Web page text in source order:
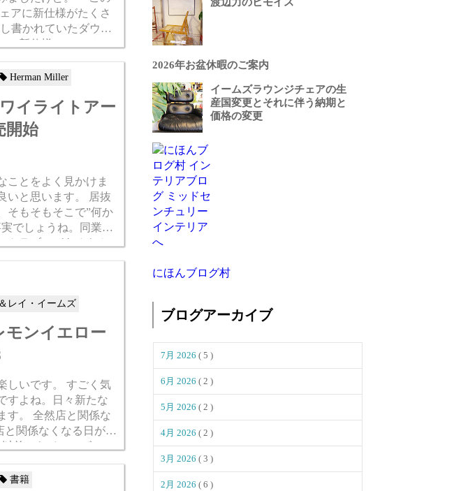
アに新仕様がたくさ
書かれていたダウェ
の新仕様についてで
Herman Miller
イライトアー
開始
ことをよく見かけま
思います。 居抜
そもそもそこで”何か
でしょうね。同業な
トラブルがあるもん
レイ・イームズ
モンイエロー
す。 すごく気
すよね。日々新たな
関係な
書籍
2026年お盆休暇のご案内
イームズラウンジチェアの生
産国変更とそれに伴う納期と
価格の変更
にほんブログ村
ブログアーカイブ
7月 2026 ( 5 )
6月 2026 ( 2 )
5月 2026 ( 2 )
4月 2026 ( 2 )
3月 2026 ( 3 )
2月 2026 ( 6 )